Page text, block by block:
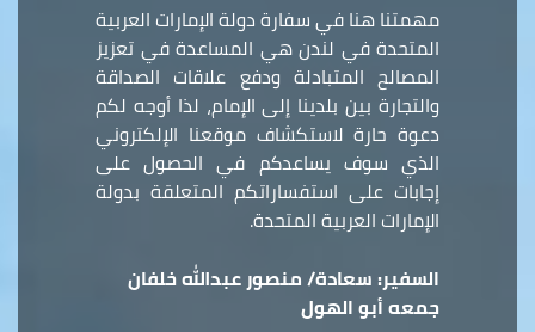
مهمتنا هنا في سفارة دولة الإمارات العربية
المتحدة في لندن هي المساعدة في تعزيز
المصالح المتبادلة ودفع علاقات الصداقة
والتجارة بين بلدينا إلى الإمام، لذا أوجه لكم
دعوة حارة لاستكشاف موقعنا الإلكتروني
الذي سوف يساعدكم في الحصول على
إجابات على استفساراتكم المتعلقة بدولة
الإمارات العربية المتحدة.
السفير: سعادة/ منصور عبدالله خلفان
جمعه أبو الهول